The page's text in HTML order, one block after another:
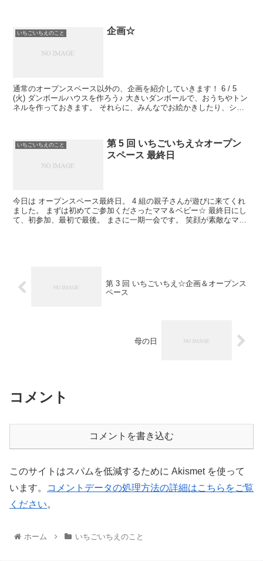
いちごいちえのこと 企画☆
通常のオープンスペース以外の、企画を紹介していきます！ 6 / 5
(火) ダンボールハウスを作ろう♪ 大きいダンボールで、おうちやトン
ネルを作っておきます。 それらに、みんなでお絵かきしたり、シー
いちごいちえのこと
第 5 回 いちごいちえ☆オープン
スペース 最終日
今日は オープンスペース最終日。 4 組の親子さんが遊びに来てくれ
ました。 まずは初めてご参加くださったママ＆ベビー☆ 最終日にし
て、初参加、最初で最後。 まさに一期一会です。 笑顔が素敵なママ
第 3 回 いちごいちえ☆企画＆オープンス
ペース
母の日
コメント
コメントを書き込む
このサイトはスパムを低減するために Akismet を使って
います。
コメントデータの処理方法の詳細はこちらをご覧
ください。
ホーム いちごいちえのこと